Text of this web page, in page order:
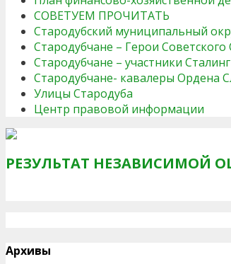
СОВЕТУЕМ ПРОЧИТАТЬ
Стародубский муниципальный
Стародубчане – Герои
Стародубчане – участники
Стародубчане- кавалеры Ордена
Улицы Стародуба
Центр правовой информации
РЕЗУЛЬТАТ НЕЗАВИСИМОЙ
Архивы